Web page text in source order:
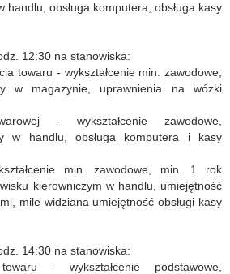
handlu, obsługa komputera, obsługa kasy
12:30 na stanowiska:
towaru - wykształcenie min. zawodowe,
w magazynie, uprawnienia na wózki
- wykształcenie zawodowe,
w handlu, obsługa komputera i kasy
min. zawodowe, min. 1 rok
kierowniczym w handlu, umiejętność
mile widziana umiejętność obsługi kasy
14:30 na stanowiska:
- wykształcenie podstawowe,